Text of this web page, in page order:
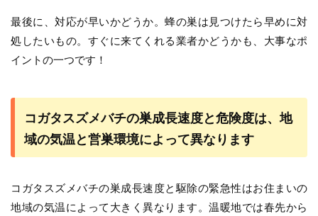
最後に、対応が早いかどうか。蜂の巣は見つけたら早めに対
処したいもの。すぐに来てくれる業者かどうかも、大事なポ
イントの一つです！
コガタスズメバチの巣成長速度と危険度は、地
域の気温と営巣環境によって異なります
コガタスズメバチの巣成長速度と駆除の緊急性はお住まいの
地域の気温によって大きく異なります。温暖地では春先から